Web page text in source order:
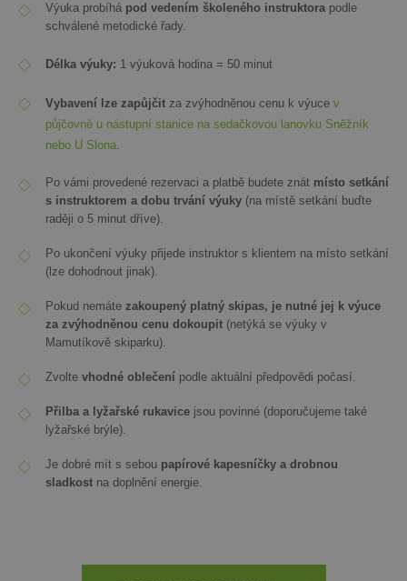
Výuka probíhá pod vedením školeného instruktora podle
schválené metodické řady.
Délka výuky: 1 výuková hodina = 50 minut
Vybavení lze zapůjčit za zvýhodněnou cenu k výuce v
půjčovně u nástupní stanice na sedačkovou lanovku Sněžník
nebo U Slona.
Po vámi provedené rezervaci a platbě budete znát místo setkání
s instruktorem a dobu trvání výuky (na místě setkání buďte
raději o 5 minut dříve).
Po ukončení výuky přijede instruktor s klientem na místo setkání
(lze dohodnout jinak).
Pokud nemáte zakoupený platný skipas, je nutné jej k výuce
za zvýhodněnou cenu dokoupit (netýká se výuky v
Mamutíkově skiparku).
Zvolte vhodné oblečení podle aktuální předpovědi počasí.
Přilba a lyžařské rukavice jsou povinné (doporučujeme také
lyžařské brýle).
Je dobré mít s sebou papírové kapesníčky a drobnou
sladkost na doplnění energie.